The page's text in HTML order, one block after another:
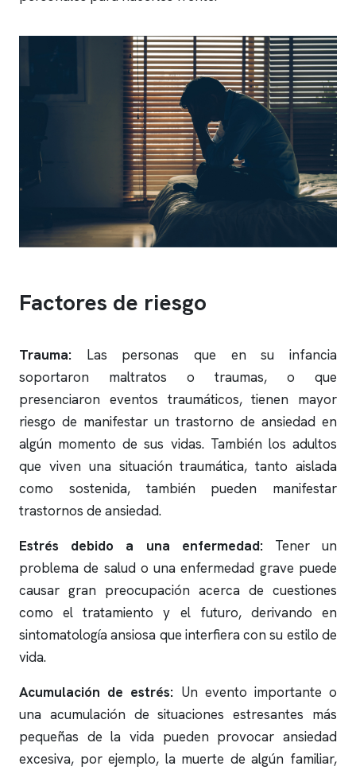
Factores de riesgo
Trauma: Las personas que en su infancia
soportaron maltratos o traumas, o que
presenciaron eventos traumáticos, tienen mayor
riesgo de manifestar un trastorno de ansiedad en
algún momento de sus vidas. También los adultos
que viven una situación traumática, tanto aislada
como sostenida, también pueden manifestar
trastornos de ansiedad.
Estrés debido a una enfermedad:Tener un
problema de salud o una enfermedad grave puede
causar gran preocupación acerca de cuestiones
como el tratamiento y el futuro, derivando en
sintomatología ansiosa que interfiera con su estilo de
vida.
Acumulación de estrés: Un evento importante o
una acumulación de situaciones estresantes más
pequeñas de la vida pueden provocar ansiedad
excesiva, por ejemplo, la muerte de algún familiar,